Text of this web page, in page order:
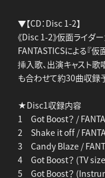
▼【CD：Disc 1-2】
《Disc 1-2》仮面ライダ
FANTASTICSによる『仮
挿入歌、出演キャスト
も合わせて約30曲収録
★Disc1収録内容
1 Got Boost？ /
2 Shake it off /
3 Candy Blaze /
4 Got Boost？ (TV
5 Got Boost？